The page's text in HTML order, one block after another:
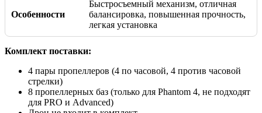
Особенности
Быстросъемный механизм, отличная
балансировка, повышенная прочность,
легкая установка
Комплект поставки:
4 пары пропеллеров (4 по часовой, 4 против часовой
стрелки)
8 пропеллерных баз (только для Phantom 4, не подходят
для PRO и Advanced)